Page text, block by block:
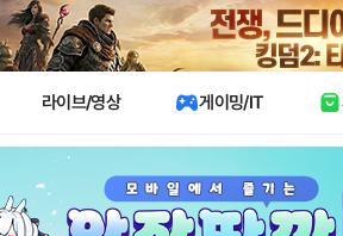
라이브/영상 게이밍/IT